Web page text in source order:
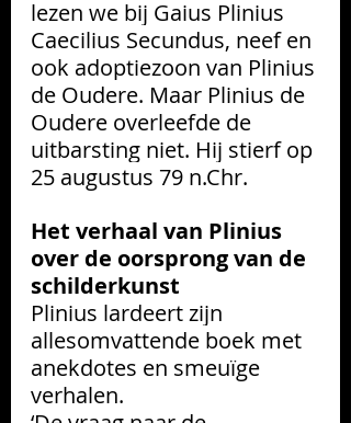
lezen we bij Gaius Plinius
Caecilius Secundus, neef en
ook adoptiezoon van Plinius
de Oudere. Maar Plinius de
Oudere overleefde de
uitbarsting niet. Hij stierf op
25 augustus 79 n.Chr.
Het verhaal van Plinius
over de oorsprong van de
schilderkunst
Plinius lardeert zijn
allesomvattende boek met
anekdotes en smeuïge
verhalen.